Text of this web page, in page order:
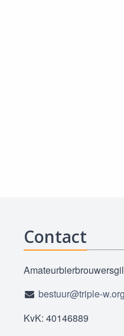
Contact
bestuur@triple-w.org
KvK: 40146889